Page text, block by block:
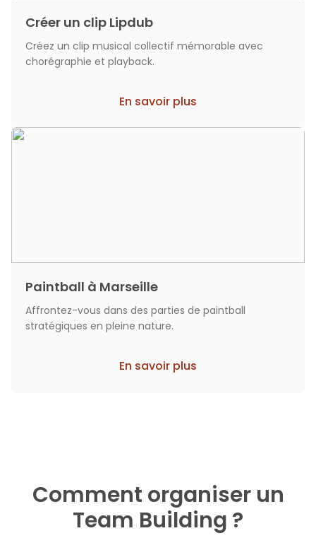
Créer un clip Lipdub
Créez un clip musical collectif mémorable avec
chorégraphie et playback.
En savoir plus
Paintball à Marseille
Affrontez-vous dans des parties de paintball
stratégiques en pleine nature.
En savoir plus
Comment organiser un
Team Building ?